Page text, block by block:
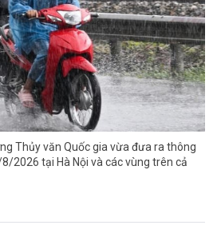
Thủy văn Quốc gia vừa đưa ra thông
2026 tại Hà Nội và các vùng trên cả